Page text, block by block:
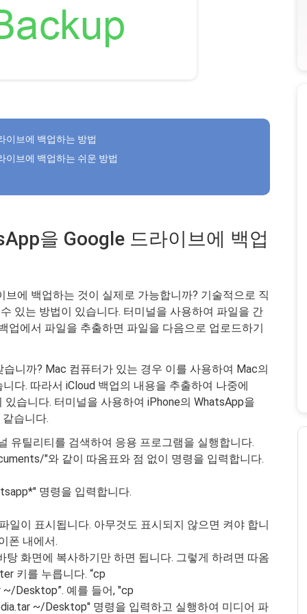
이브에 백업하는 방법
이브에 백업하는 쉬운 방법
을 Google 드라이브에 백업
에 백업하는 것이 실제로 가능합니까? 기술적으로 직
있는 방법이 있습니다. 터미널을 사용하여 파일을 간
업에서 파일을 추출하면 파일을 다음으로 업로드하기
니까? Mac 컴퓨터가 있는 경우 이를 사용하여 Mac의
다. 따라서 iCloud 백업의 내용을 추출하여 나중에
습니다. 터미널을 사용하여 iPhone의 WhatsApp을
습니다.
유틸리티를 검색하여 응용 프로그램을 실행합니다.
"와 같이 따옴표와 점 없이 명령을 입력합니다.
명령을 입력합니다.
일이 표시됩니다. 아무것도 표시되지 않으면 켜야 합니
폰 내에서.
화면에 복사하기만 하면 됩니다. 그렇게 하려면 따옴
키를 누릅니다. “cp
Desktop”. 예를 들어, "cp
~/Desktop" 명령을 입력하고 실행하여 미디어 파